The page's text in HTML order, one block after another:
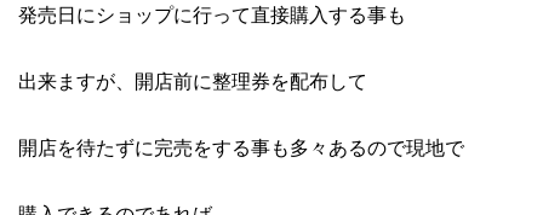
発売日にショップに行って直接購入する事も
出来ますが、開店前に整理券を配布して
開店を待たずに完売をする事も多々あるので現地で